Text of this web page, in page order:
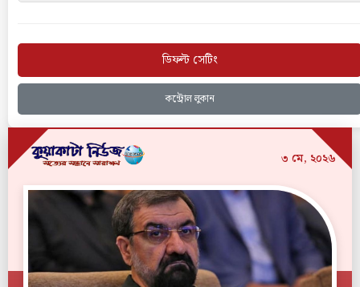
ডিফল্ট সেটিং
কন্ট্রোল লুকান
৩ মে, ২০২৬